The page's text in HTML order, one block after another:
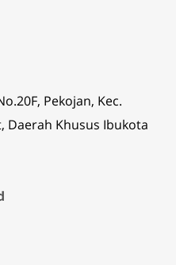
Pekojan, Kec.
Daerah Khusus Ibukota